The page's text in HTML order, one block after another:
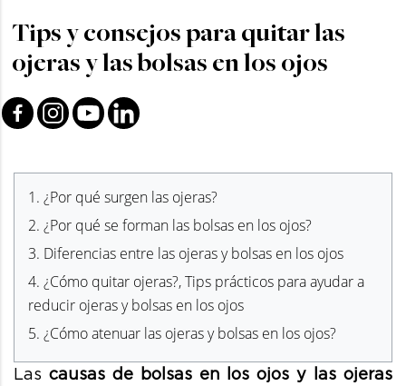
Tips y consejos para quitar las
ojeras y las bolsas en los ojos
1. ¿Por qué surgen las ojeras?
2. ¿Por qué se forman las bolsas en los ojos?
3. Diferencias entre las ojeras y bolsas en los ojos
4. ¿Cómo quitar ojeras?, Tips prácticos para ayudar a
reducir ojeras y bolsas en los ojos
5. ¿Cómo atenuar las ojeras y bolsas en los ojos?
Las causas de bolsas en los ojos y las ojeras